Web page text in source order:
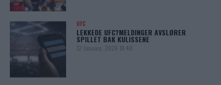
UFC
LEKKEDE UFC?MELDINGER AVSLØRER
SPILLET BAK KULISSENE
12 January, 2026 18:40